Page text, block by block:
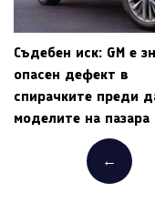
Съдебен иск: GM е
опасен дефект в
спирачките преди
моделите на пазара
←